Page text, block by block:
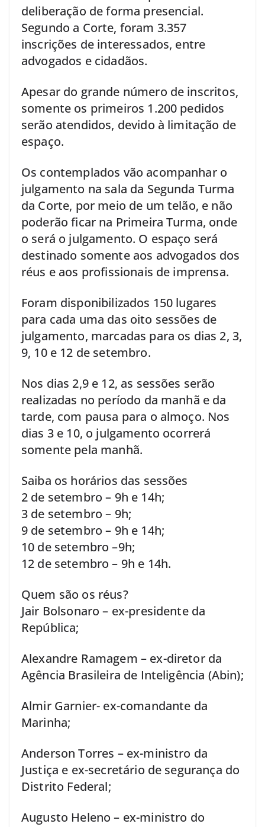
deliberação de forma presencial.
Segundo a Corte, foram 3.357
inscrições de interessados, entre
advogados e cidadãos.
Apesar do grande número de inscritos,
somente os primeiros 1.200 pedidos
serão atendidos, devido à limitação de
espaço.
Os contemplados vão acompanhar o
julgamento na sala da Segunda Turma
da Corte, por meio de um telão, e não
poderão ficar na Primeira Turma, onde
o será o julgamento. O espaço será
destinado somente aos advogados dos
réus e aos profissionais de imprensa.
Foram disponibilizados 150 lugares
para cada uma das oito sessões de
julgamento, marcadas para os dias 2, 3,
9, 10 e 12 de setembro.
Nos dias 2,9 e 12, as sessões serão
realizadas no período da manhã e da
tarde, com pausa para o almoço. Nos
dias 3 e 10, o julgamento ocorrerá
somente pela manhã.
Saiba os horários das sessões
2 de setembro – 9h e 14h;
3 de setembro – 9h;
9 de setembro – 9h e 14h;
10 de setembro –9h;
12 de setembro – 9h e 14h.
Quem são os réus?
Jair Bolsonaro – ex-presidente da
República;
Alexandre Ramagem – ex-diretor da
Agência Brasileira de Inteligência (Abin);
Almir Garnier- ex-comandante da
Marinha;
Anderson Torres – ex-ministro da
Justiça e ex-secretário de segurança do
Distrito Federal;
Augusto Heleno – ex-ministro do